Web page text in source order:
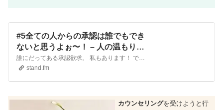
#5全ての人からの承認は誰でもでき
ないと思うよぉ〜！ – 人の温もりは
あったかいね。 | stand.fm
誰にだってある承認欲求。 私もあります！ でも、100%の人から認めてもらえる人っているのかなぁ〜🤔 言葉悪いですけど あなたの価値が分からない人に 分からせるた為に時間を費やす価値は そこにあるのか？ てお話しです。 温もりを求めて 藤田侑杏恵 HP https://www.fujita-soudan…
stand.fm
カウンセリングを受けようと行